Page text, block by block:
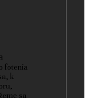
fotenia
k
sa